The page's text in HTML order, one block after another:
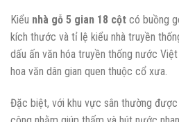
Kiểu nhà gỗ 5 gian 18 cột có buồng
kích thước và tỉ lệ kiểu nhà truyền
dấu ấn văn hóa truyền thống nước
hoa văn dân gian quen thuộc cổ xưa.
Đặc biệt, với khu vực sân thường